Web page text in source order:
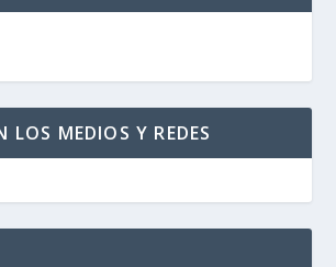
LOS MEDIOS Y REDES